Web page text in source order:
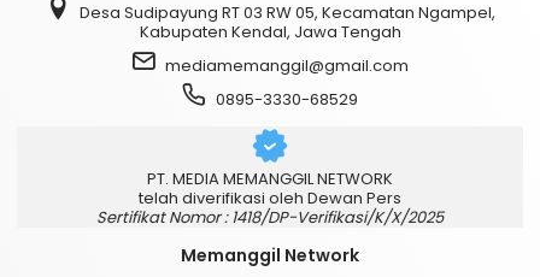
Desa Sudipayung RT 03 RW 05, Kecamatan Ngampel,
Kabupaten Kendal, Jawa Tengah
mediamemanggil@gmail.com
0895-3330-68529
PT. MEDIA MEMANGGIL NETWORK
telah diverifikasi oleh Dewan Pers
Sertifikat Nomor : 1418/DP-Verifikasi/K/X/2025
Memanggil Network